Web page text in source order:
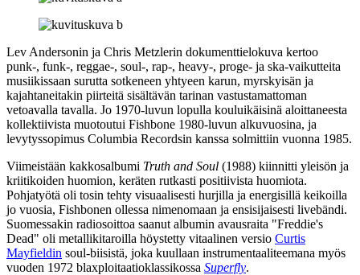
Lev Andersonin ja Chris Metzlerin dokumenttielokuva kertoo
punk‑, funk‑, reggae‑, soul‑, rap‑, heavy‑, proge‑ ja ska‑vaikutteita
musiikissaan surutta sotkeneen yhtyeen karun, myrskyisän ja
kajahtaneitakin piirteitä sisältävän tarinan vastustamattoman
vetoavalla tavalla. Jo 1970‑luvun lopulla kouluikäisinä aloittaneesta
kollektiivista muotoutui Fishbone 1980‑luvun alkuvuosina, ja
levytyssopimus Columbia Recordsin kanssa solmittiin vuonna 1985.
Viimeistään kakkosalbumi Truth and Soul (1988) kiinnitti yleisön ja
kriitikoiden huomion, keräten rutkasti positiivista huomiota.
Pohjatyötä oli tosin tehty visuaalisesti hurjilla ja energisillä keikoilla
jo vuosia, Fishbonen ollessa nimenomaan ja ensisijaisesti livebändi.
Suomessakin radiosoittoa saanut albumin avausraita "Freddie's
Dead" oli metallikitaroilla höystetty vitaalinen versio Curtis
Mayfieldin soul-biisistä, joka kuullaan instrumentaaliteemana myös
vuoden 1972 blaxploitaatioklassikossa Superfly.